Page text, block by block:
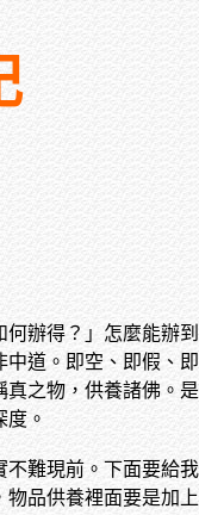
辦得？」怎麼能辦
道。即空、即假、
之物，供養諸佛。
。
難現前。下面要給
品供養裡面要是加